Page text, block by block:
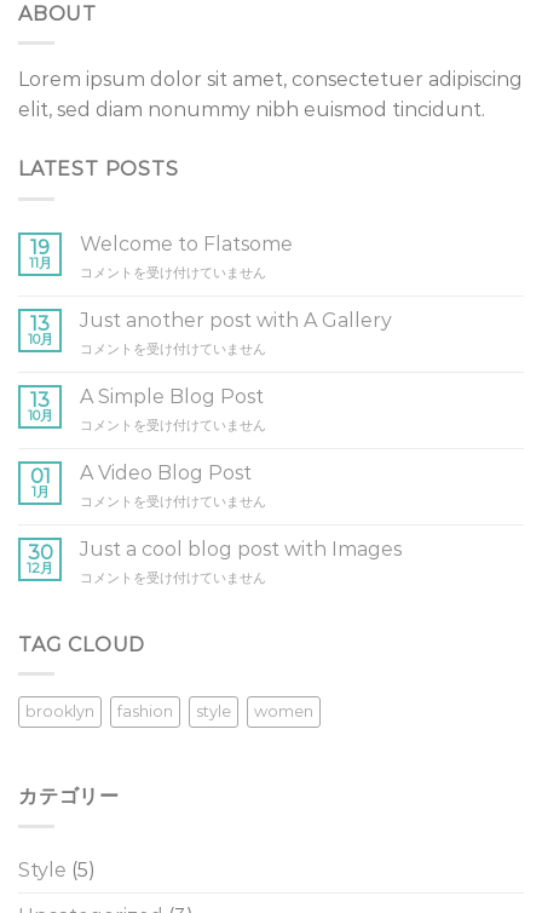
ABOUT
Lorem ipsum dolor sit amet, consectetuer adipiscing
elit, sed diam nonummy nibh euismod tincidunt.
LATEST POSTS
19
11月
Welcome to Flatsome
Welcome
Flatsome
は
コメントを受け付けていません
13
10月
Just another post with A Gallery
Just
post
with
A
は
コメントを受け付けていません
13
10月
A Simple Blog Post
A
Blog
Post
は
コメントを受け付けていません
01
1月
A Video Blog Post
A
Blog
Post
は
コメントを受け付けていません
30
12月
Just a cool blog post with Images
Just
blog
Images
は
コメントを受け付けていません
TAG CLOUD
brooklyn fashion style women
カテゴリー
Style (5)